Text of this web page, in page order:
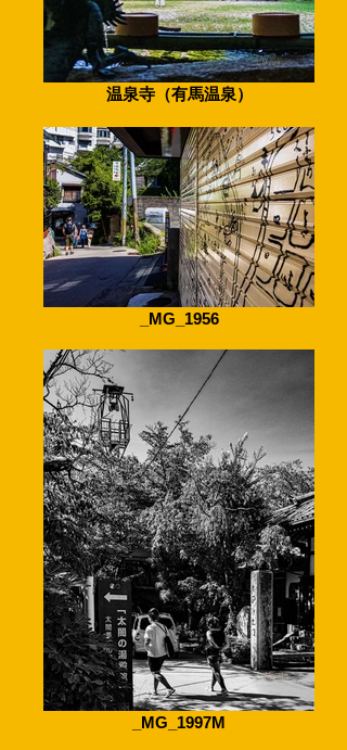
温泉寺（有馬温泉）
_MG_1956
_MG_1997M